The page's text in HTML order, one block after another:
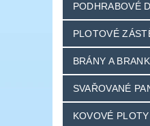
PODHRABOVÉ
PLOTOVÉ
BRÁNY A
SVAŘOVANÉ
KOVOVÉ PLOTY